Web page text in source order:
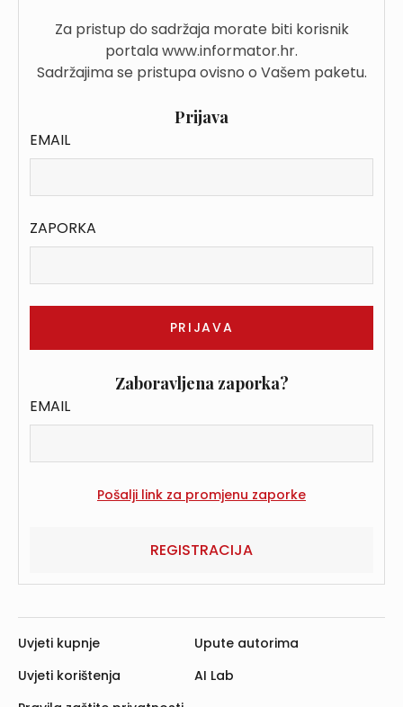
Za pristup do sadržaja morate biti korisnik
portala www.informator.hr.
Sadržajima se pristupa ovisno o Vašem paketu.
Prijava
EMAIL
ZAPORKA
Zaboravljena zaporka?
EMAIL
REGISTRACIJA
Uvjeti kupnje
Uvjeti korištenja
Upute autorima
AI Lab